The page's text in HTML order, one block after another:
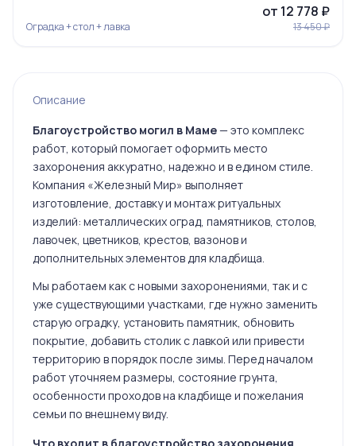
Ограда 6
Оградка + стол + лавка
от 12 778 ₽
13 450 ₽
Описание
Благоустройство могил в Маме— это комплекс
работ, который помогает оформить место
захоронения аккуратно, надежно и в едином стиле.
Компания «Железный Мир» выполняет
изготовление, доставку и монтаж ритуальных
изделий: металлических оград, памятников, столов,
лавочек, цветников, крестов, вазонов и
дополнительных элементов для кладбища.
Мы работаем как с новыми захоронениями, так и с
уже существующими участками, где нужно заменить
старую оградку, установить памятник, обновить
покрытие, добавить столик с лавкой или привести
территорию в порядок после зимы. Перед началом
работ уточняем размеры, состояние грунта,
особенности проходов на кладбище и пожелания
семьи по внешнему виду.